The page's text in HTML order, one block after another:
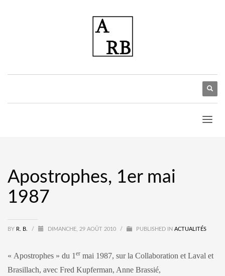
Apostrophes, 1er mai
1987
BY R. B. / DIMANCHE, 29 AOÛT 2010 / PUBLISHED IN ACTUALITÉS
« Apostrophes » du 1 er mai 1987, sur la Collaboration et Laval et
Brasillach, avec Fred Kupferman, Anne Brassié,